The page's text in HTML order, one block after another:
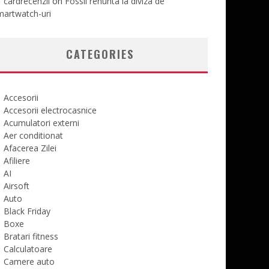
uri
CATEGORIES
Accesorii
Accesorii electrocasnice
Acumulatori externi
Aer conditionat
Afacerea Zilei
Afiliere
AI
Airsoft
Auto
Black Friday
Boxe
Bratari fitness
Calculatoare
Camere auto